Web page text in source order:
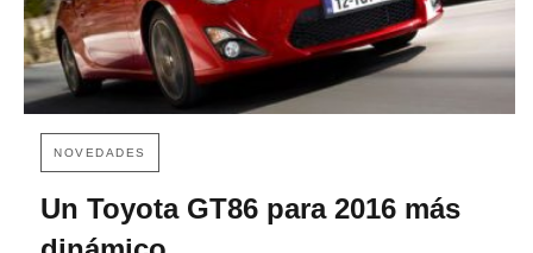
NOVEDADES
Un Toyota GT86 para 2016 más